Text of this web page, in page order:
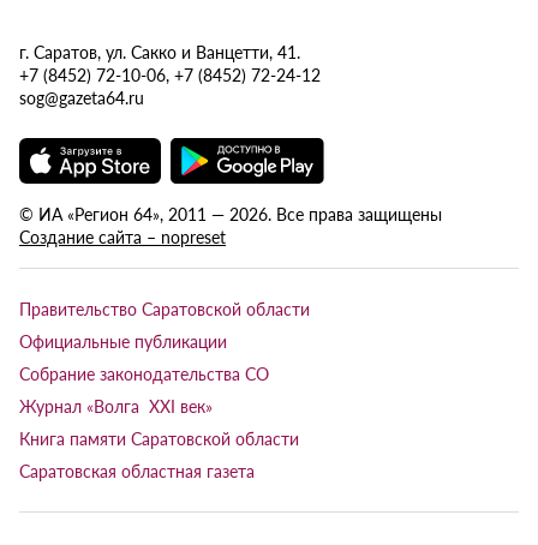
г. Саратов, ул. Сакко и Ванцетти, 41.
+7 (8452) 72-10-06, +7 (8452) 72-24-12
sog@gazeta64.ru
© ИА «Регион 64», 2011 — 2026. Все права защищены
Создание сайта – nopreset
Правительство Саратовской области
Официальные публикации
Собрание законодательства СО
Журнал «Волга XXI век»
Книга памяти Саратовской области
Саратовская областная газета